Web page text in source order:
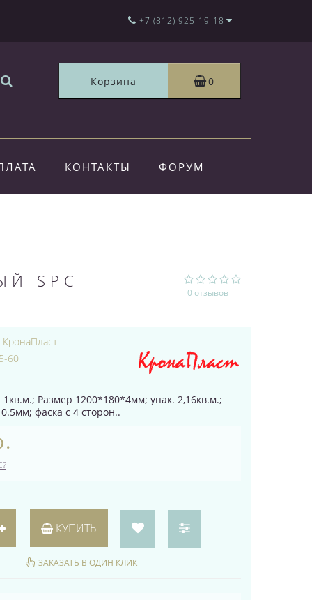
+7 (812) 925-19-18
Корзина 0
КОНТАКТЫ ФОРУМ
SPC
0 отзывов
КронаПласт
60
1кв.м.; Размер 1200*180*4мм; упак. 2,16кв.м.;
фаска с 4 сторон..
КУПИТЬ
ЗАКАЗАТЬ В ОДИН КЛИК